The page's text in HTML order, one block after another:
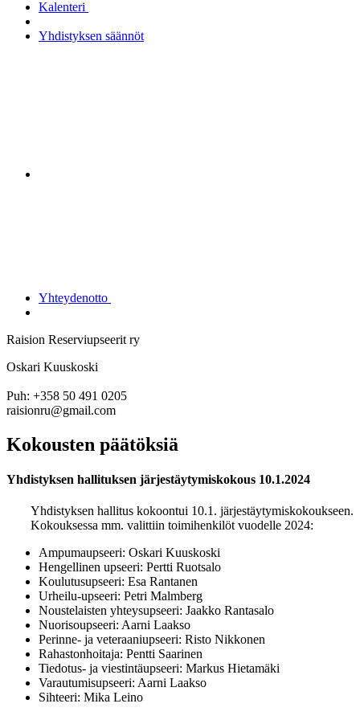
Kalenteri
Yhdistyksen säännöt
Yhteydenotto
Raision Reserviupseerit ry
Oskari Kuuskoski
Puh: +358 50 491 0205
raisionru@gmail.com
Kokousten päätöksiä
Yhdistyksen hallituksen järjestäytymiskokous 10.1.2024
Yhdistyksen hallitus kokoontui 10.1. järjestäytymiskokoukseen.
Kokouksessa mm. valittiin toimihenkilöt vuodelle 2024:
Ampumaupseeri: Oskari Kuuskoski
Hengellinen upseeri: Pertti Ruotsalo
Koulutusupseeri: Esa Rantanen
Urheilu-upseeri: Petri Malmberg
Noustelaisten yhteysupseeri: Jaakko Rantasalo
Nuorisoupseeri: Aarni Laakso
Perinne- ja veteraaniupseeri: Risto Nikkonen
Rahastonhoitaja: Pentti Saarinen
Tiedotus- ja viestintäupseeri: Markus Hietamäki
Varautumisupseeri: Aarni Laakso
Sihteeri: Mika Leino